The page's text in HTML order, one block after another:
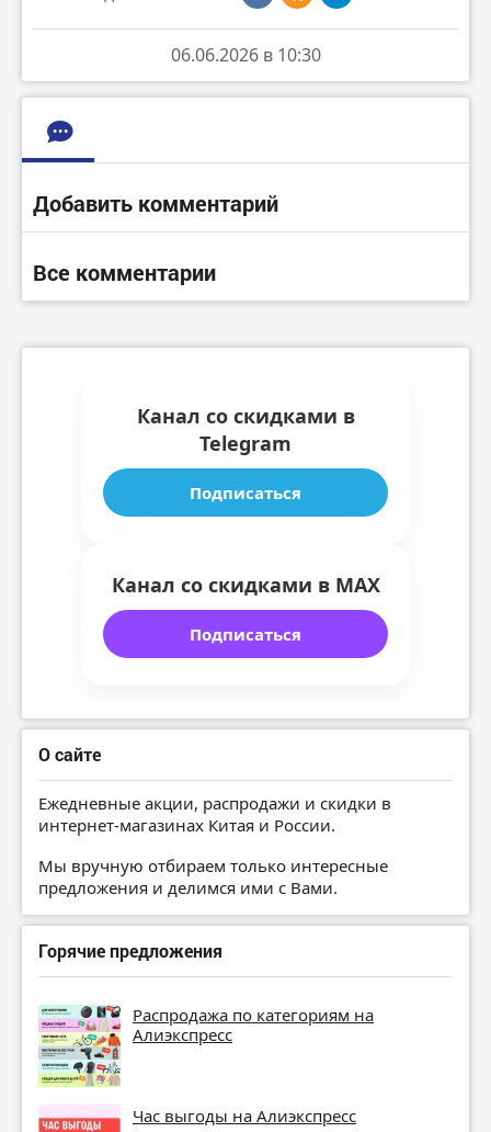
06.06.2026 в 10:30
Добавить комментарий
Все комментарии
Канал со скидками в
Telegram
Подписаться
Канал со скидками в MAX
Подписаться
О сайте
Ежедневные акции, распродажи и скидки в
интернет-магазинах Китая и России.
Мы вручную отбираем только интересные
предложения и делимся ими с Вами.
Горячие предложения
Распродажа по категориям на
Алиэкспресс
Час выгоды на Алиэкспресс